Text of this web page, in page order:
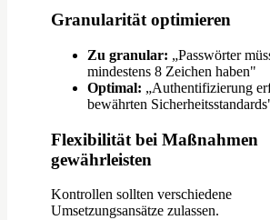
Granularität optimieren
Zu granular: „Passwörter
mindestens 8 Zeichen haben"
Optimal: „Authentifizierung
bewährten
Flexibilität bei Maßnahmen
gewährleisten
Kontrollen sollten verschiedene
Umsetzungsansätze zulassen.